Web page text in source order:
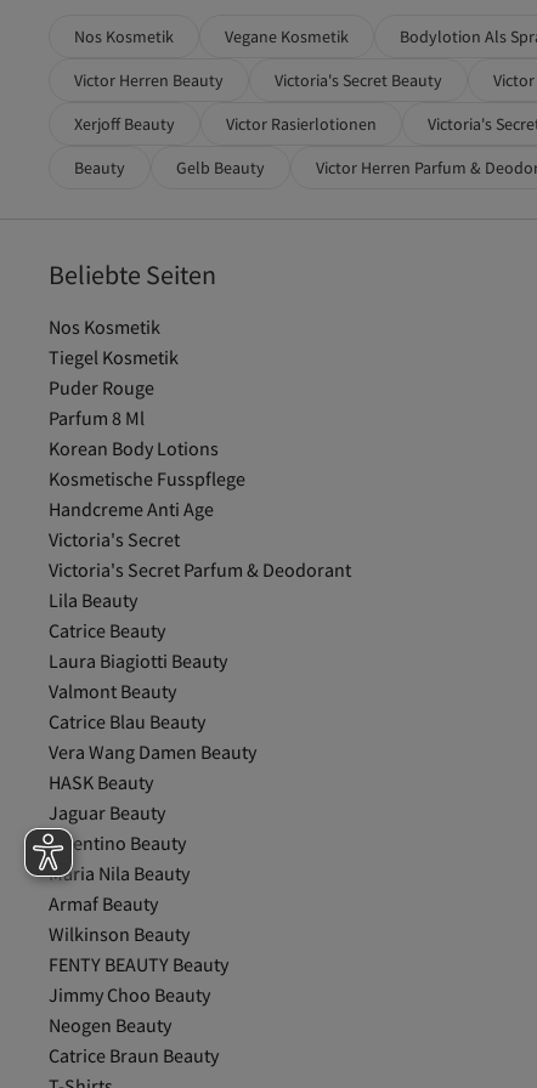
BUGATTI
Burkely
By Kilian
BYPHASSE
Byredo
Carmex
CARTOON
CeraVe
Cerruti
Cetaphil
charlotte tilbury
Chiemsee
Chopard
Christina Aguilera
Clean & Clear
Coach
Cocosolis
Cosmoplast
Cosrx
Cream Co.
Creed
Dakine
Darphin
Davidoff
DEPOT
Dermalogica
Dermoten
DEXERYL
Diadermine
Diptyque
Dolce&Gabbana
DON ALGODON
DONNA KARAN
Dove
Dr.Jart+
Dr. Organic
Drunk Elephant
DSquared2
Nos Kosmetik Vegane Kosmetik Bodylotion Als
Victor Herren Beauty
Victoria's Secret Beauty
Xerjoff Beauty
Victor Rasierlotionen Victoria's
Beauty
Gelb Beauty Victor Herren Parfum &
Beliebte Seiten
Nos Kosmetik
Tiegel Kosmetik
Puder Rouge
Parfum 8 Ml
Korean Body Lotions
Kosmetische Fusspflege
Handcreme Anti Age
Victoria's Secret
Victoria's Secret Parfum & Deodorant
Lila Beauty
Catrice Beauty
Laura Biagiotti Beauty
Valmont Beauty
Catrice Blau Beauty
Vera Wang Damen Beauty
HASK Beauty
Jaguar Beauty
Valentino Beauty
Maria Nila Beauty
Armaf Beauty
Wilkinson Beauty
FENTY BEAUTY Beauty
Jimmy Choo Beauty
Neogen Beauty
Catrice Braun Beauty